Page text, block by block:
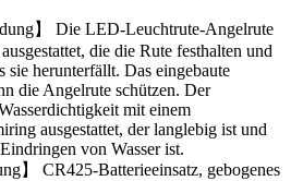
】 Die LED-Leuchtrute-Angelrute
die die Rute festhalten und
sie herunterfällt. Das eingebaute
die Angelrute schützen. Der
mit einem
ausgestattet, der langlebig ist und
von Wasser ist.
】 CR425-Batterieeinsatz, gebogenes